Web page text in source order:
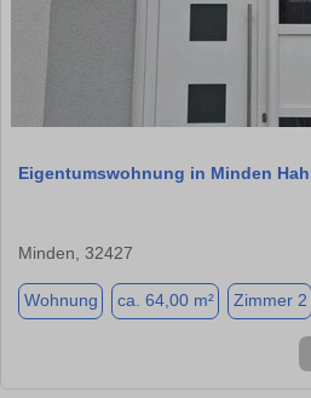
Eigentumswohnung in Minden
Minden, 32427
Wohnung ca. 64,00 m² Zimmer 2